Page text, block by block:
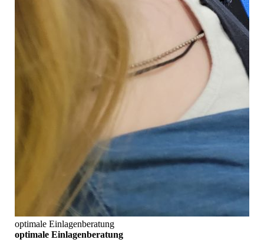
optimale Einlagenberatung
optimale Einlagenberatung